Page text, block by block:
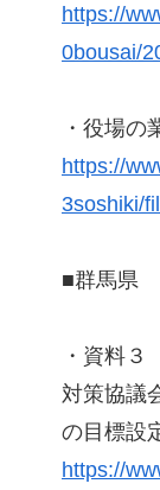
https://
0bousai/
・役場の
https://
3soshiki/
■群馬県
・資料
対策協議
の目標設
https://